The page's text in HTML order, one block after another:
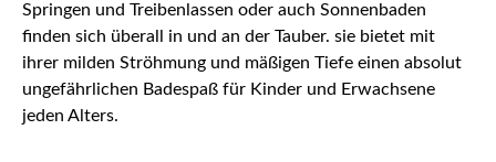
Springen und Treibenlassen oder auch Sonnenbaden
finden sich überall in und an der Tauber. sie bietet mit
ihrer milden Ströhmung und mäßigen Tiefe einen absolut
ungefährlichen Badespaß für Kinder und Erwachsene
jeden Alters.